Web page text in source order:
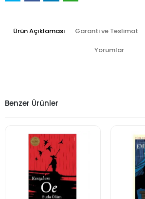
Ürün Açıklaması Garanti ve Teslimat
Yorumlar
Benzer Ürünler